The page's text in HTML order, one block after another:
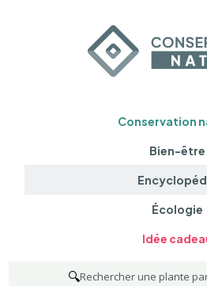
Conservation
Bien-être
Écologie
Idée
🔍Rechercher une plante